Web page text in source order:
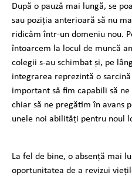
După o pauză mai lungă, se
sau poziția anterioară să nu
ridicăm într-un domeniu nou.
întoarcem la locul de muncă
colegii s-au schimbat și, pe
integrarea reprezintă o
important să fim capabili să
chiar să ne pregătim în avans
unele noi abilități pentru noul
La fel de bine, o absență mai
oportunitatea de a revizui